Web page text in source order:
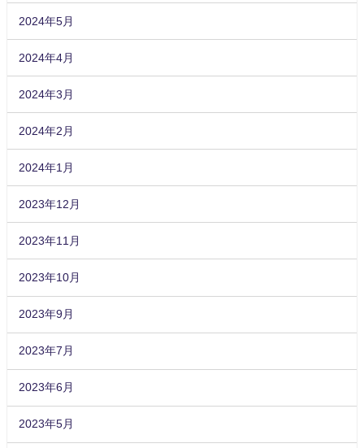
2024年5月
2024年4月
2024年3月
2024年2月
2024年1月
2023年12月
2023年11月
2023年10月
2023年9月
2023年7月
2023年6月
2023年5月